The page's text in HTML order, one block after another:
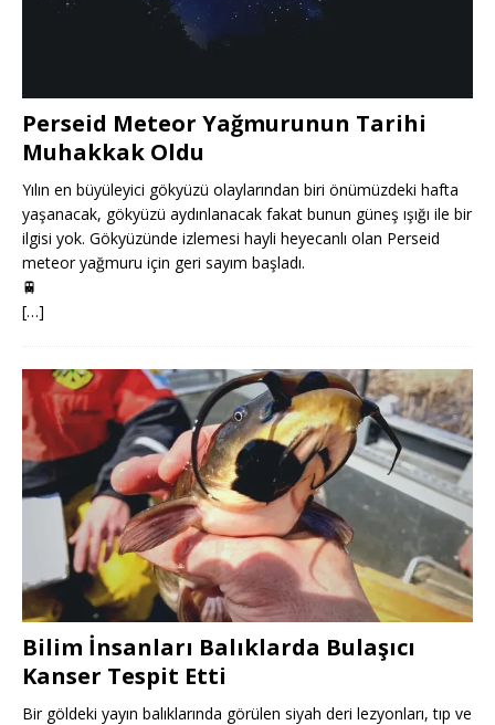
Perseid Meteor Yağmurunun Tarihi
Muhakkak Oldu
Yılın en büyüleyici gökyüzü olaylarından biri önümüzdeki hafta
yaşanacak, gökyüzü aydınlanacak fakat bunun güneş ışığı ile bir
ilgisi yok. Gökyüzünde izlemesi hayli heyecanlı olan Perseid
meteor yağmuru için geri sayım başladı.
🚆
[…]
Bilim İnsanları Balıklarda Bulaşıcı
Kanser Tespit Etti
Bir göldeki yayın balıklarında görülen siyah deri lezyonları, tıp ve